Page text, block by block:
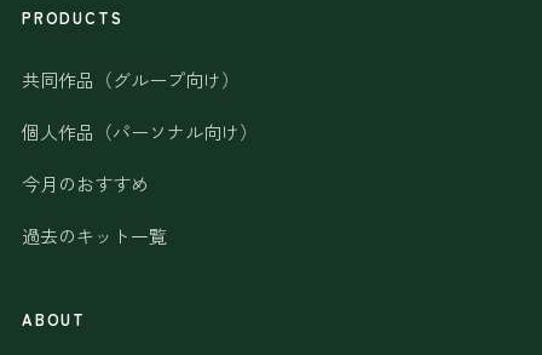
内
索
PRODUCTS
共同作品（グループ向け）
個人作品（パーソナル向け）
今月のおすすめ
過去のキット一覧
ABOUT